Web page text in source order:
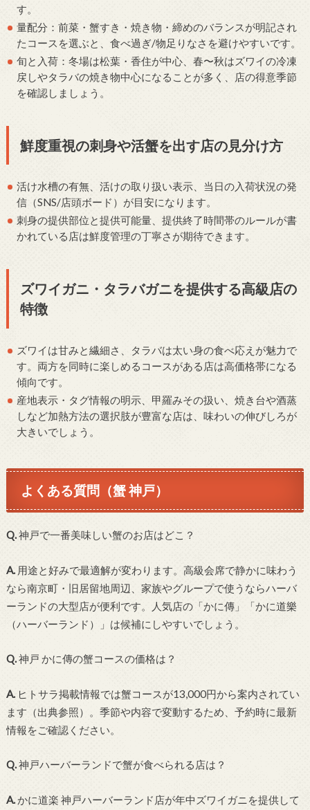
す。
量配分：前菜・蟹すき・焼き物・締めのバランスが明記され
たコースを選ぶと、食べ過ぎ/物足りなさを避けやすいです。
旬と入荷：冬場は松葉・香住が中心、春〜秋はズワイの冷凍
戻しやタラバの焼き物中心になることが多く、店の得意季節
を確認しましょう。
鮮度重視の刺身や活蟹を出す店の見分け方
活け水槽の有無、活けの取り扱い表示、当日の入荷状況の発
信（SNS/店頭ボード）が目安になります。
刺身の提供部位と提供可能量、提供終了時間帯のルールが書
かれている店は鮮度管理の丁寧さが期待できます。
ズワイガニ・タラバガニを提供する高級店の
特徴
ズワイは甘みと繊細さ、タラバは太い身の食べ応えが魅力で
す。両方を同時に楽しめるコースがある店は高価格帯になる
傾向です。
産地表示・タグ情報の明示、甲羅みその扱い、焼き台や酒蒸
しなど加熱方法の選択肢が豊富な店は、味わいの伸びしろが
大きいでしょう。
よくある質問（蟹 神戸）
Q.神戸で一番美味しい蟹のお店はどこ？
A.用途と好みで最適解が変わります。高級会席で静かに味わう
なら南京町・旧居留地周辺、家族やグループで使うならハーバ
ーランドの大型店が便利です。人気店の「かに傳」「かに道樂
（ハーバーランド）」は候補にしやすいでしょう。
Q.神戸 かに傳の蟹コースの価格は？
A.ヒトサラ掲載情報では蟹コースが13,000円から案内されてい
ます（出典参照）。季節や内容で変動するため、予約時に最新
情報をご確認ください。
Q.神戸ハーバーランドで蟹が食べられる店は？
A.かに道楽 神戸ハーバーランド店が年中ズワイガニを提供して